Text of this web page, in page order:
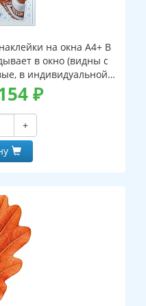
на окна А4+ В
в окно (видны с
в индивидуальной
и клеевым клапаном)
₽
+